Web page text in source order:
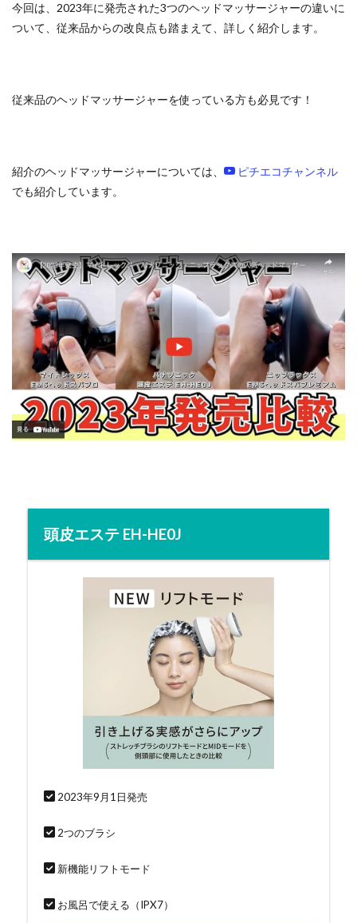
今回は、2023年に発売された3つのヘッドマッサージャーの違いに
ついて、従来品からの改良点も踏まえて、詳しく紹介します。
従来品のヘッドマッサージャーを使っている方も必見です！
紹介のヘッドマッサージャーについては、
ピチエコチャンネル
でも紹介しています。
頭皮エステ EH-HE0J
2023年9月1日発売
2つのブラシ
新機能リフトモード
お風呂で使える（IPX7）